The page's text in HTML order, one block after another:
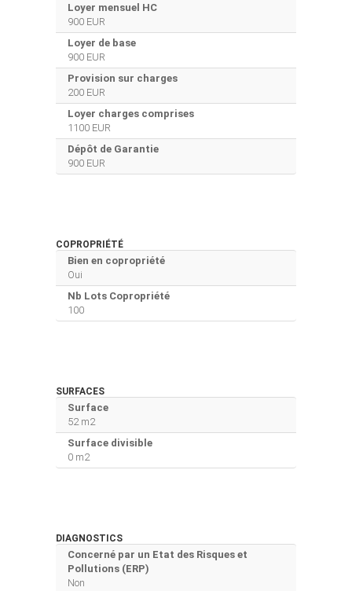
Loyer mensuel HC
900 EUR
Loyer de base
900 EUR
Provision sur charges
200 EUR
Loyer charges comprises
1100 EUR
Dépôt de Garantie
900 EUR
COPROPRIÉTÉ
Bien en copropriété
Oui
Nb Lots Copropriété
100
SURFACES
Surface
52 m2
Surface divisible
0 m2
DIAGNOSTICS
Concerné par un Etat des Risques et
Pollutions (ERP)
Non